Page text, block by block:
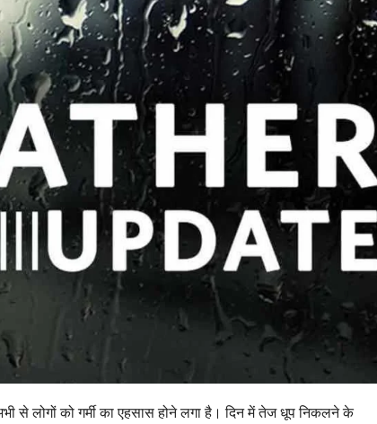
से लोगों को गर्मी का एहसास होने लगा है। दिन में तेज धूप निकलने के